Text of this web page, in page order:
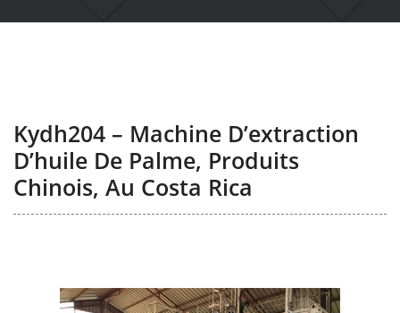
Kydh204 – Machine D’extraction
D’huile De Palme, Produits
Chinois, Au Costa Rica